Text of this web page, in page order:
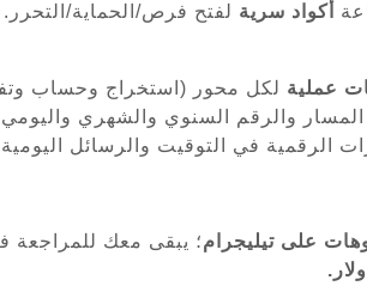
أكواد سرية لفتح فرص/الحماية/التحرر.
عملية لكل محور (استخراج وحساب
والرقم السنوي والشهري
الرقمية في التوقيت والرسائل
على تيليجرام؛ يبقى معك